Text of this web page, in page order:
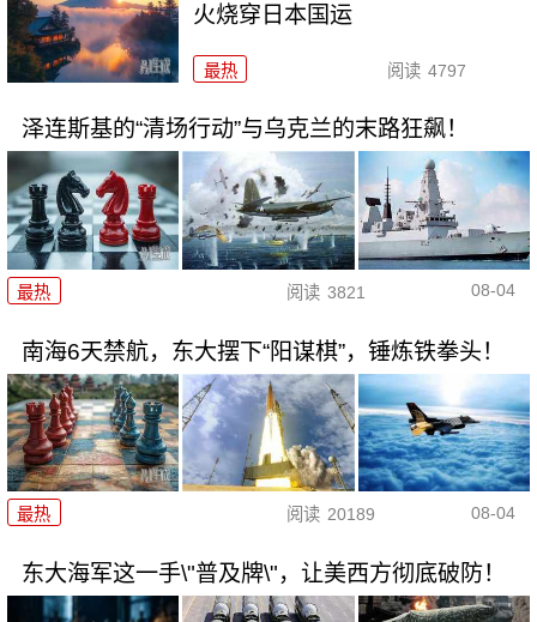
火烧穿日本国运
最热 阅读 4797
泽连斯基的“清场行动”与乌克兰的末路狂飙！
最热 阅读 3821 08-04
南海6天禁航，东大摆下“阳谋棋”，锤炼铁拳头！
最热 阅读 20189 08-04
东大海军这一手\"普及牌\"，让美西方彻底破防！